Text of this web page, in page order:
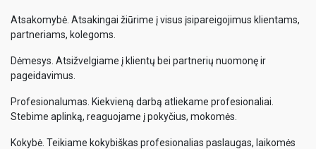
Atsakomybė. Atsakingai žiūrime į visus įsipareigojimus klientams,
partneriams, kolegoms.
Dėmesys. Atsižvelgiame į klientų bei partnerių nuomonę ir
pageidavimus.
Profesionalumas. Kiekvieną darbą atliekame profesionaliai.
Stebime aplinką, reaguojame į pokyčius, mokomės.
Kokybė. Teikiame kokybiškas profesionalias paslaugas, laikomės